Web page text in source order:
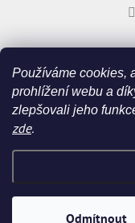
Používáme cookies,
prohlížení webu a
zlepšovali jeho
zde.
Odmítnout